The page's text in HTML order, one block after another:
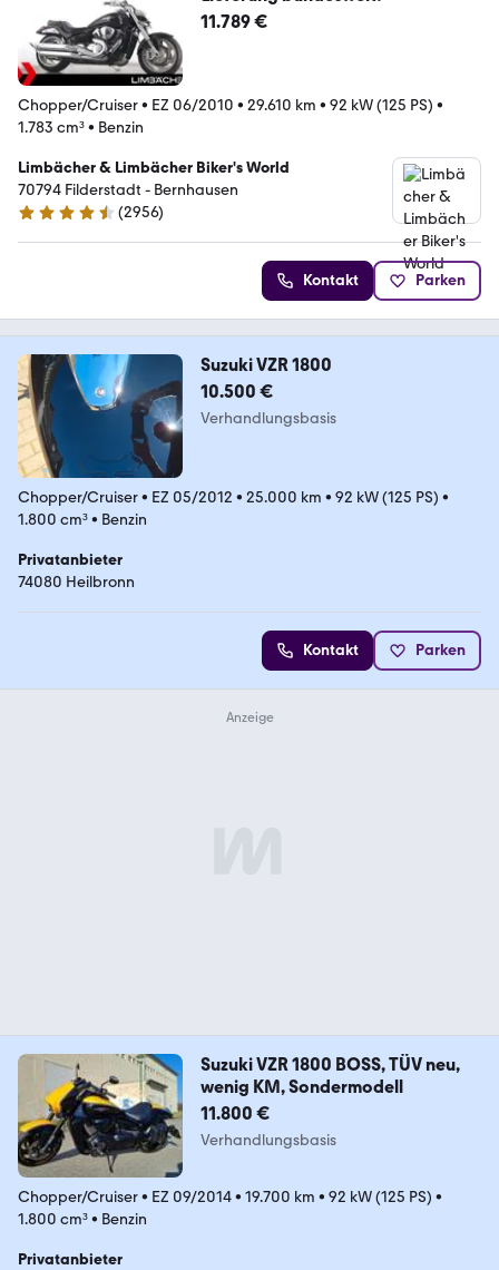
11.789 €
Chopper/Cruiser• EZ 06/2010 • 29.610 km • 92 kW (125 PS) •
1.783 cm³• Benzin
Limbächer & Limbächer Biker's World
70794 Filderstadt - Bernhausen
4.7 Sterne
(2956)
Kontakt Parken
Suzuki VZR 1800
10.500 €
Verhandlungsbasis
Chopper/Cruiser• EZ 05/2012 • 25.000 km • 92 kW (125 PS) •
1.800 cm³• Benzin
Privatanbieter
74080 Heilbronn
Kontakt Parken
Suzuki VZR 1800 BOSS, TÜV neu,
wenig KM, Sondermodell
11.800 €
Verhandlungsbasis
Chopper/Cruiser• EZ 09/2014• 19.700 km • 92 kW (125 PS) •
1.800 cm³• Benzin
Privatanbieter